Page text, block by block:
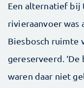
Een alternatief bij
rivieraanvoer was
Biesbosch ruimte
gereserveerd.
waren daar niet